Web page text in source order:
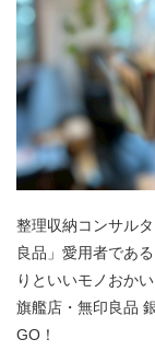
整理収納コンサル
良品」愛用者であ
りといいモノおか
旗艦店・無印良品
GO！